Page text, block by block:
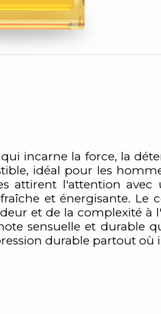
incarne la force, la
idéal pour les
attirent l'attention
et énergisante.
et de la complexité à
sensuelle et durable
durable partout où